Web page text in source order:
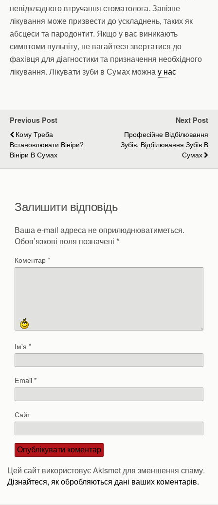
невідкладного втручання стоматолога. Запізне
лікування може призвести до ускладнень, таких як
абсцеси та пародонтит. Якщо у вас виникають
симптоми пульпіту, не вагайтеся звертатися до
фахівця для діагностики та призначення необхідного
лікування. Лікувати зуби в Сумах можна у нас
Previous Post
Кому Треба
Встановлювати Вініри?
Вініри В Сумах
Next Post
Професійне Відбілювання
Зубів. Відбілювання Зубів В
Сумах
Залишити відповідь
Ваша e-mail адреса не оприлюднюватиметься.
Обов’язкові поля позначені *
Коментар*
Ім'я *
Email*
Сайт
Цей сайт використовує Akismet для зменшення спаму.
Дізнайтеся, як обробляються дані ваших коментарів.